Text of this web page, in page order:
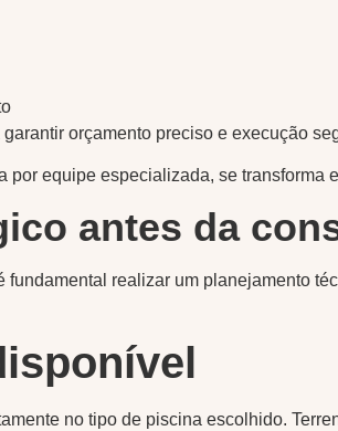
orçamento preciso e execução
por equipe especializada, se transforma
antes da
fundamental realizar um planejamento
no tipo de piscina escolhido.